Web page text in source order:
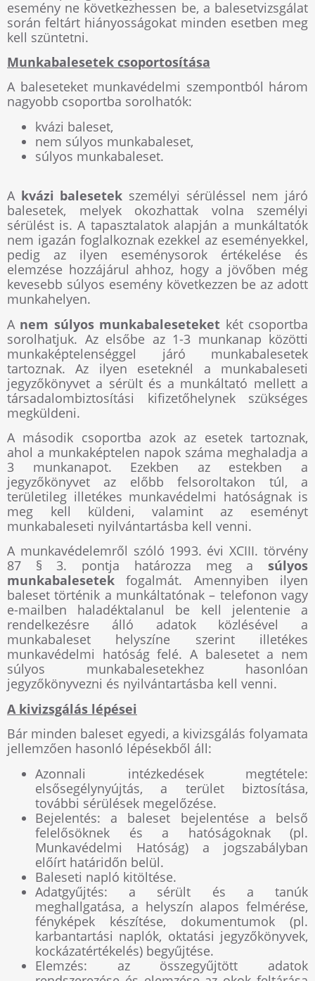
esemény ne következhessen be, a balesetvizsgálat
során feltárt hiányosságokat minden esetben meg
kell szüntetni.
Munkabalesetek csoportosítása
A baleseteket munkavédelmi szempontból három
nagyobb csoportba sorolhatók:
kvázi baleset,
nem súlyos munkabaleset,
súlyos munkabaleset.
A kvázi balesetek személyi sérüléssel nem járó
balesetek, melyek okozhattak volna személyi
sérülést is. A tapasztalatok alapján a munkáltatók
nem igazán foglalkoznak ezekkel az eseményekkel,
pedig az ilyen eseménysorok értékelése és
elemzése hozzájárul ahhoz, hogy a jövőben még
kevesebb súlyos esemény következzen be az adott
munkahelyen.
A nem súlyos munkabaleseteket két csoportba
sorolhatjuk. Az elsőbe az 1-3 munkanap közötti
munkaképtelenséggel járó munkabalesetek
tartoznak. Az ilyen eseteknél a munkabaleseti
jegyzőkönyvet a sérült és a munkáltató mellett a
társadalombiztosítási kifizetőhelynek szükséges
megküldeni.
A második csoportba azok az esetek tartoznak,
ahol a munkaképtelen napok száma meghaladja a
3 munkanapot. Ezekben az estekben a
jegyzőkönyvet az előbb felsoroltakon túl, a
területileg illetékes munkavédelmi hatóságnak is
meg kell küldeni, valamint az eseményt
munkabaleseti nyilvántartásba kell venni.
A munkavédelemről szóló 1993. évi XCIII. törvény
87 § 3. pontja határozza meg a súlyos
munkabalesetek fogalmát. Amennyiben ilyen
baleset történik a munkáltatónak – telefonon vagy
e-mailben haladéktalanul be kell jelentenie a
rendelkezésre álló adatok közlésével a
munkabaleset helyszíne szerint illetékes
munkavédelmi hatóság felé. A balesetet a nem
súlyos munkabalesetekhez hasonlóan
jegyzőkönyvezni és nyilvántartásba kell venni.
A kivizsgálás lépései
Bár minden baleset egyedi, a kivizsgálás folyamata
jellemzően hasonló lépésekből áll:
Azonnali intézkedések megtétele:
elsősegélynyújtás, a terület biztosítása,
további sérülések megelőzése.
Bejelentés: a baleset bejelentése a belső
felelősöknek és a hatóságoknak (pl.
Munkavédelmi Hatóság) a jogszabályban
előírt határidőn belül.
Baleseti napló kitöltése.
Adatgyűjtés: a sérült és a tanúk
meghallgatása, a helyszín alapos felmérése,
fényképek készítése, dokumentumok (pl.
karbantartási naplók, oktatási jegyzőkönyvek,
kockázatértékelés) begyűjtése.
Elemzés: az összegyűjtött adatok